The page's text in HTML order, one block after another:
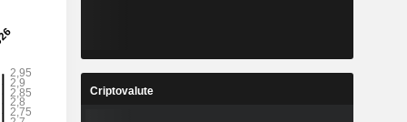
Criptovalute